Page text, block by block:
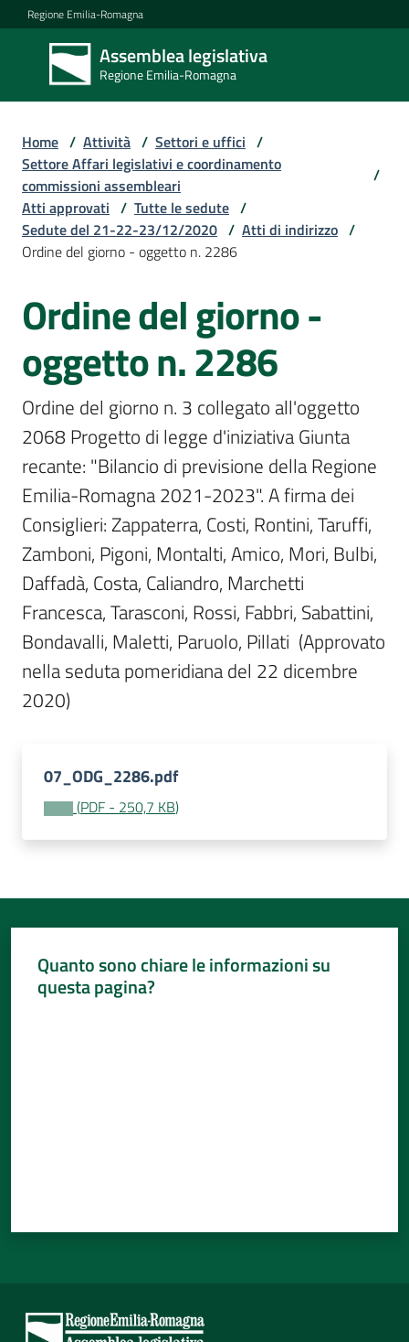
Vai al contenuto
Vai alla navigazione
Vai al footer
Regione Emilia-Romagna
Assemblea legislativa
Regione Emilia-Romagna
Assemblea
legislativa
Regione Emilia-
Assemblea
Per
i
media
Per
i
cittadini
Home / Attività / Settori e uffici /
Settore Affari legislativi e coordinamento
commissioni assembleari
/
Atti approvati / Tutte le sedute /
Sedute del 21-22-23/12/2020 / Atti di indirizzo /
Ordine del giorno - oggetto n. 2286
Ordine del giorno -
oggetto n. 2286
Ordine del giorno n. 3 collegato all'oggetto
2068 Progetto di legge d'iniziativa Giunta
recante: "Bilancio di previsione della Regione
Emilia-Romagna 2021-2023". A firma dei
Consiglieri: Zappaterra, Costi, Rontini, Taruffi,
Zamboni, Pigoni, Montalti, Amico, Mori, Bulbi,
Daffadà, Costa, Caliandro, Marchetti
Francesca, Tarasconi, Rossi, Fabbri, Sabattini,
Bondavalli, Maletti, Paruolo, Pillati  (Approvato
nella seduta pomeridiana del 22 dicembre
2020)
07_ODG_2286.pdf
(PDF - 250,7 KB)
Quanto sono chiare le informazioni su
questa pagina?